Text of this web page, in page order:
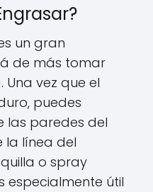
un gran
de más tomar
vez que el
puedes
las paredes del
la línea del
o spray
especialmente útil